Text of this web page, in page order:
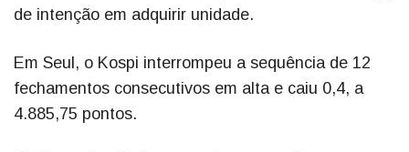
de intenção em adquirir unidade.
Em Seul, o Kospi interrompeu a sequência de 12
fechamentos consecutivos em alta e caiu 0,4, a
4.885,75 pontos.